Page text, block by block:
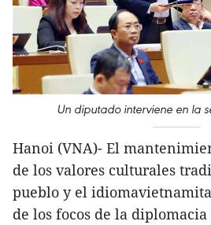
Un diputado interviene en la
Hanoi (VNA)- El
de los valores culturales
pueblo y el
de los focos de la